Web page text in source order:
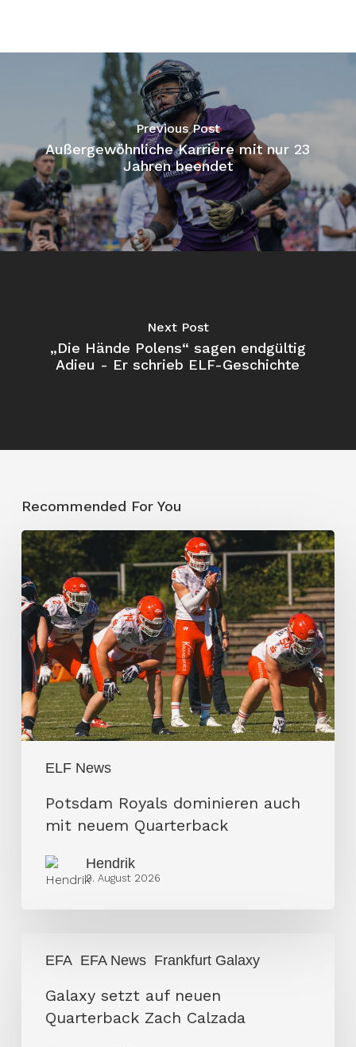
Previous Post
Außergewöhnliche Karriere mit nur 23
Jahren beendet
Next Post
„Die Hände Polens“ sagen endgültig
Adieu - Er schrieb ELF-Geschichte
Recommended For You
ELF News
Potsdam
Royals
dominieren
auch
mit
neuem
Quarterback
Potsdam Royals dominieren auch
mit neuem Quarterback
Hendrik
9. August 2026
EFA EFA News Frankfurt Galaxy
setzt
neuen
Galaxy setzt auf neuen
Quarterback Zach Calzada